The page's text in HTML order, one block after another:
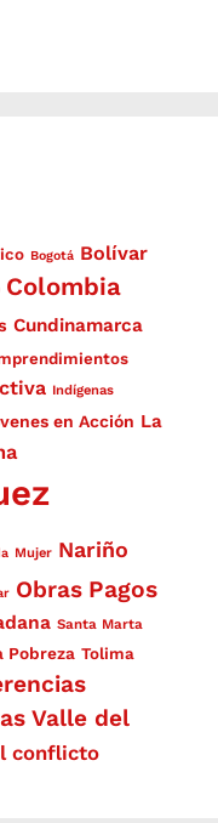
Bogotá Bolívar
Colombia
Cundinamarca
Indígenas
en Acción La
Mujer Nariño
Obras Pagos
Santa Marta
Pobreza Tolima
Valle del
conflicto